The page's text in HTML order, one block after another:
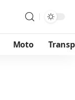
Moto